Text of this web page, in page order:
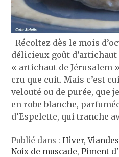
Récoltez dès le mois
délicieux goût
« artichaut de Jérusalem
cru que cuit. Mais c’est
velouté ou de purée, que
en robe blanche,
d’Espelette, qui tranche
Publié dans :Hiver,
Noix de muscade,Piment